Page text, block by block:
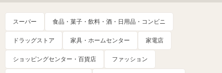
スーパー 食品・菓子・飲料・酒・日用品・コンビニ
ドラッグストア 家具・ホームセンター 家電店
ショッピングセンター・百貨店 ファッション